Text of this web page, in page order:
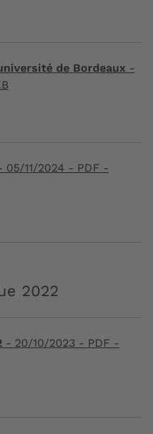
de Bordeaux -
05/11/2024 - PDF -
2022
- 20/10/2023 - PDF -